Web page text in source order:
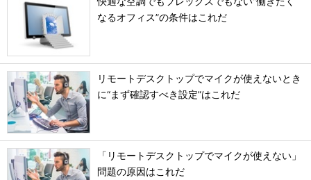
なるオフィス”の条件はこれだ
リモートデスクトップでマイクが使えないとき
に“まず確認すべき設定”はこれだ
「リモートデスクトップでマイクが使えない」
問題の原因はこれだ